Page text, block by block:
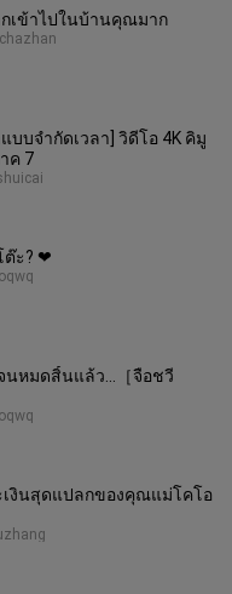
กเข้าไปในบ้านคุณมาก
บบจำกัดเวลา] วิดีโอ 4K คิมู
ค 7
ต๊ะ? ❤
นหมดสิ้นแล้ว...［จือชวี
เงินสุดแปลกของคุณแม่โคโอ